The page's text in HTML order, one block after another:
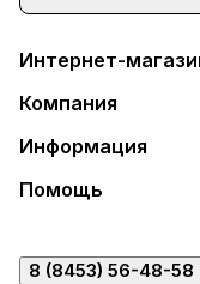
Интернет-
Компания
Информация
Помощь
8 (8453) 56-48-58